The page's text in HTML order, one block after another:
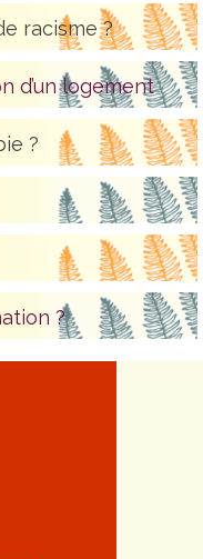
racisme ?
d’un logement
?
?